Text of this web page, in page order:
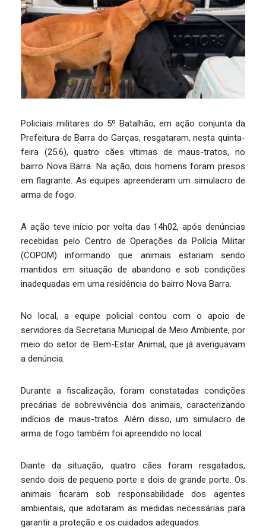
Policiais militares do 5º Batalhão, em ação conjunta da
Prefeitura de Barra do Garças, resgataram, nesta quinta-
feira (25.6), quatro cães vítimas de maus-tratos, no
bairro Nova Barra. Na ação, dois homens foram presos
em flagrante. As equipes apreenderam um simulacro de
arma de fogo.
A ação teve início por volta das 14h02, após denúncias
recebidas pelo Centro de Operações da Polícia Militar
(COPOM) informando que animais estariam sendo
mantidos em situação de abandono e sob condições
inadequadas em uma residência do bairro Nova Barra.
No local, a equipe policial contou com o apoio de
servidores da Secretaria Municipal de Meio Ambiente, por
meio do setor de Bem-Estar Animal, que já averiguavam
a denúncia.
Durante a fiscalização, foram constatadas condições
precárias de sobrevivência dos animais, caracterizando
indícios de maus-tratos. Além disso, um simulacro de
arma de fogo também foi apreendido no local.
Diante da situação, quatro cães foram resgatados,
sendo dois de pequeno porte e dois de grande porte. Os
animais ficaram sob responsabilidade dos agentes
ambientais, que adotaram as medidas necessárias para
garantir a proteção e os cuidados adequados.